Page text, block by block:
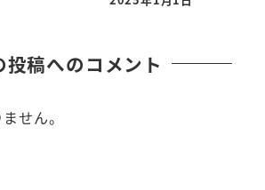
投稿へのコメント
せん。